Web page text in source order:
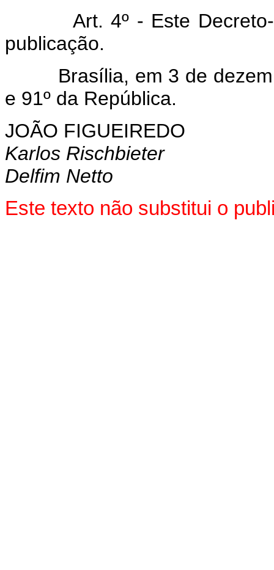
Art. 4º - Este Decreto-
publicação.
Brasília, em 3 de
e 91º da República.
JOÃO FIGUEIREDO
Karlos Rischbieter
Delfim Netto
Este texto não substitui o